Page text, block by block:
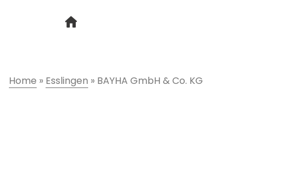
Home » Esslingen » BAYHA GmbH & Co. KG